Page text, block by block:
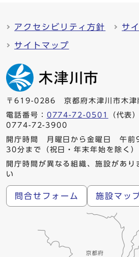
アクセシビリティ方針 サ
サイトマップ
〒619-0286 京都府木津川市木津
電話番号： 0774-72-0501
（代表
0774-72-3900
開庁時間 月曜日から金曜日 午前
30分まで（祝日・年末年始を除く）
開庁時間が異なる組織、施設があり
い
問合せフォーム 施設マッ